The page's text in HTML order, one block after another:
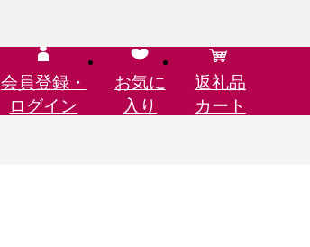
会員登録・
ログイン
お気に
入り
返礼品
カート